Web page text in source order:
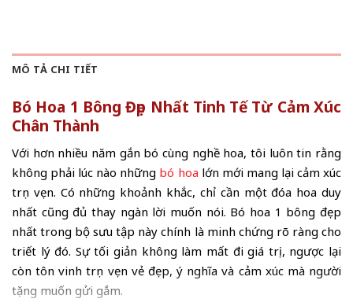
MÔ TẢ CHI TIẾT
Bó Hoa 1 Bông Đẹp Nhất Tinh Tế Từ Cảm Xúc
Chân Thành
Với hơn nhiều năm gắn bó cùng nghề hoa, tôi luôn tin rằng
không phải lúc nào những bó hoa lớn mới mang lại cảm xúc
trọn vẹn. Có những khoảnh khắc, chỉ cần một đóa hoa duy
nhất cũng đủ thay ngàn lời muốn nói. Bó hoa 1 bông đẹp
nhất trong bộ sưu tập này chính là minh chứng rõ ràng cho
triết lý đó. Sự tối giản không làm mất đi giá trị, ngược lại
còn tôn vinh trọn vẹn vẻ đẹp, ý nghĩa và cảm xúc mà người
tặng muốn gửi gắm.